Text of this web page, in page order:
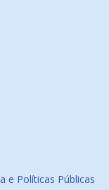
e Políticas Públicas